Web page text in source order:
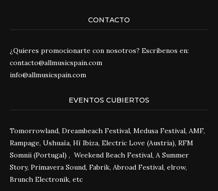
CONTACTO
¿Quieres promocionarte con nosotros? Escríbenos en:
contacto@allmusicspain.com
info@allmusicspain.com
EVENTOS CUBIERTOS
Tomorrowland, Dreambeach Festival, Medusa Festival, AMF,
Rampage, Ushuaïa, Hï Ibiza, Electric Love (Austria), RFM
Somnii (Portugal) , Weekend Beach Festival, A Summer
Story, Primavera Sound, Fabrik, Abroad Festival, elrow,
Brunch Electronik, etc